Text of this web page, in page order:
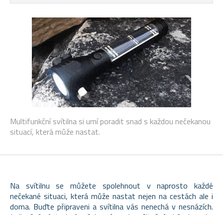
Multifunkční svítilna si umí poradit snad s každou nečekanou
situací, která může nastat.
Na svítilnu se můžete spolehnout v naprosto každé
nečekané situaci, která může nastat nejen na cestách ale i
doma. Buďte připraveni a svítilna vás nenechá v nesnázích.